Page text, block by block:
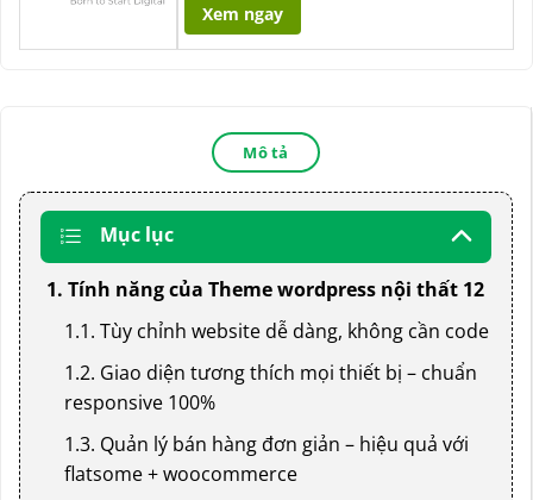
Xem ngay
Mô tả
Mục lục
1. Tính năng của Theme wordpress nội thất 12
1.1. Tùy chỉnh website dễ dàng, không cần code
1.2. Giao diện tương thích mọi thiết bị – chuẩn
responsive 100%
1.3. Quản lý bán hàng đơn giản – hiệu quả với
flatsome + woocommerce